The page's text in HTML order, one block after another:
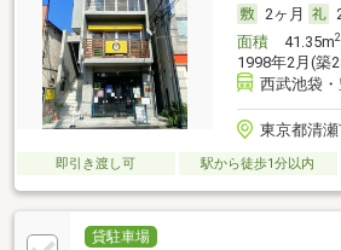
2ヶ月
面積41.35m2
1998年2月(築
西武池袋
東京都清
即引き渡し可 駅から徒歩1分以内
貸駐車場